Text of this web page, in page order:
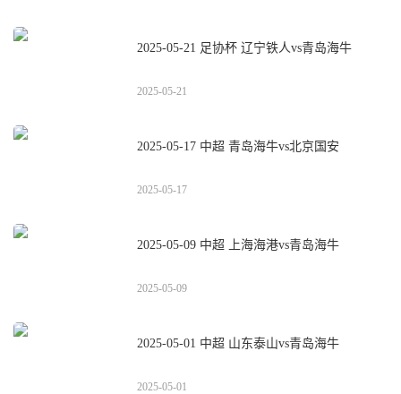
2025-05-21 足协杯 辽宁铁人vs青岛海牛
2025-05-21
2025-05-17 中超 青岛海牛vs北京国安
2025-05-17
2025-05-09 中超 上海海港vs青岛海牛
2025-05-09
2025-05-01 中超 山东泰山vs青岛海牛
2025-05-01